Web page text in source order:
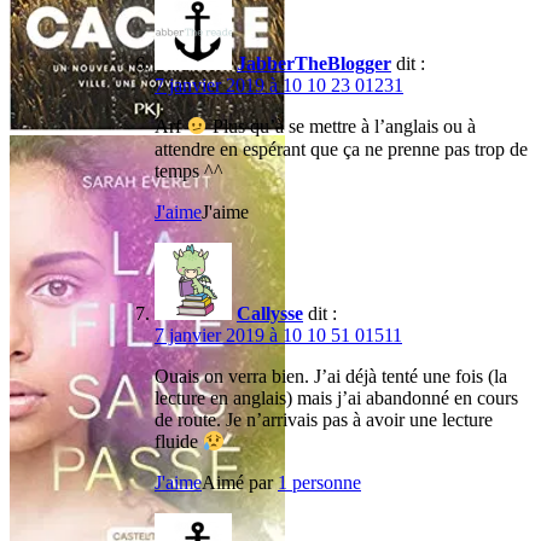
JabberTheBlogger dit :
7 janvier 2019 à 10 10 23 01231
Arf
Plus qu’à se mettre à l’anglais ou à
attendre en espérant que ça ne prenne pas trop de
temps ^^
J'aimeJ'aime
Callysse dit :
7 janvier 2019 à 10 10 51 01511
Ouais on verra bien. J’ai déjà tenté une fois (la
lecture en anglais) mais j’ai abandonné en cours
de route. Je n’arrivais pas à avoir une lecture
fluide
J'aimeAimé par1 personne